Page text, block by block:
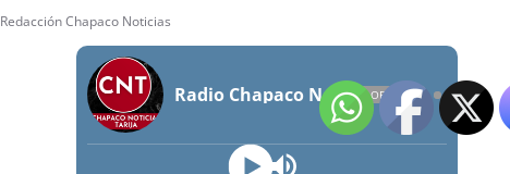
Redacción Chapaco Noticias
Radio Chapaco Noticias Las 24 horas en vivo OFFLINE